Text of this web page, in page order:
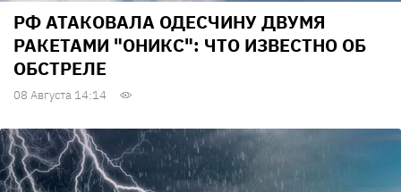
РФ АТАКОВАЛА ОДЕСЧИНУ ДВУМЯ
РАКЕТАМИ "ОНИКС": ЧТО ИЗВЕСТНО ОБ
ОБСТРЕЛЕ
08 Августа 14:14